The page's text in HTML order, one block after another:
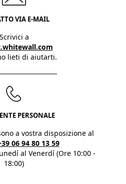
VIA E-MAIL
Scrivici a
lieti di aiutarti.
PERSONALE
a vostra disposizione al
06 94 80 13 59
al Venerdí (Ore 10:00 -
18:00)